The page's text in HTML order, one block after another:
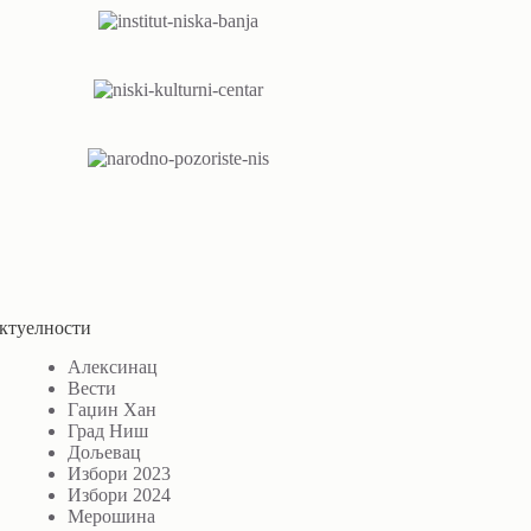
Алексинац
Вести
Гаџин Хан
Град Ниш
Дољевац
Избори 2023
Избори 2024
Мерошина